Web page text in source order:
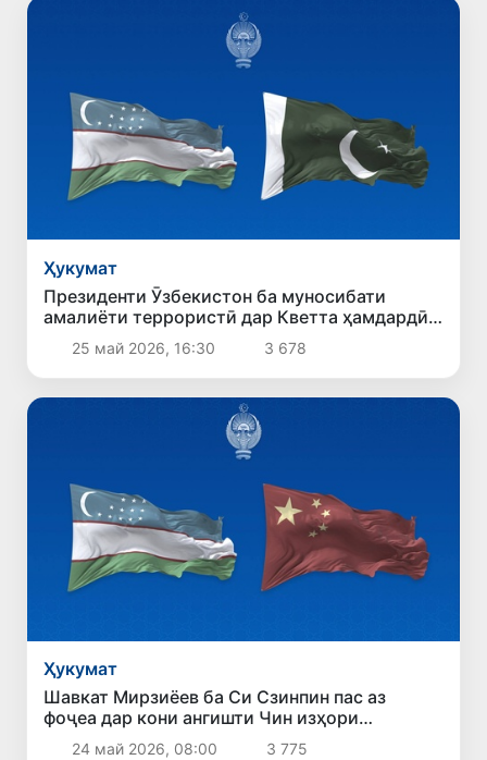
Ҳукумат
Президенти Ӯзбекистон ба муносибати
амалиёти террористӣ дар Кветта ҳамдардӣ
ирсол кард
25 май 2026, 16:30 3 678
Ҳукумат
Шавкат Мирзиёев ба Си Сзинпин пас аз
фоҷеа дар кони ангишти Чин изҳори
ҳамдардӣ кард
24 май 2026, 08:00 3 775